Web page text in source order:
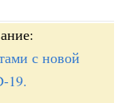
с новой
19.